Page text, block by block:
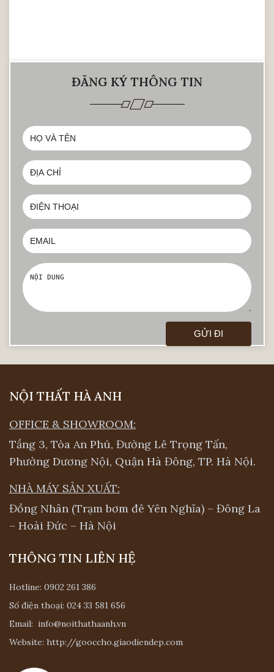
khảo :
thuộc cung hỷ sự, tiến bảo
Bàn thờ rộng 480mm – dài 810mm
thuộc cung hỷ sự, tài vượng
Bàn thờ rộng 495mm – dài 950mm
thuộc cung tài vượng
Bàn thờ rộng 560mm – dài 950mm
thuộc cung tài vượng
Bàn thờ rộng 610mm – dài 1070mm
thuộc cung tài lộc, quý tử
Mẫu mã và trang trí bàn thờ gỗ óc chó
của toàn ngôi nhà mà gia chủ chọn cho
mình một mẫu bàn thờ sao cho phù hợp
nhất. Đối với những bàn thờ họ hay gia đình
ưa chuộng phong cách tân cổ điển thì các
mẫu bàn thờ nhiều hoa văn, họa tiết cổ
được lựa chọn hơn cả. Bên cạnh đó còn có
các phụ kiện như sập thờ, tủ thờ, lộc bình,
câu đối, đôn thờ không thể thiếu trong
những căn phòng thờ riêng có diện tích
ĐĂNG KÝ THÔNG TIN
NỘI THẤT HÀ ANH
OFFICE & SHOWROOM:
Tầng 3, Tòa An Phú, Đường Lê Trọng Tấn,
Phường Dương Nội, Quận Hà Đông, TP. Hà Nội.
NHÀ MÁY SẢN XUẤT:
Đồng Nhân (Trạm bơm đê Yên Nghĩa) – Đông La
– Hoài Đức – Hà Nội
THÔNG TIN LIÊN HỆ
Hotline: 0902 261 386
Số điện thoại: 024 33 581 656
Email: info@noithathaanh.vn
Website: http://gooccho.giaodiendep.com